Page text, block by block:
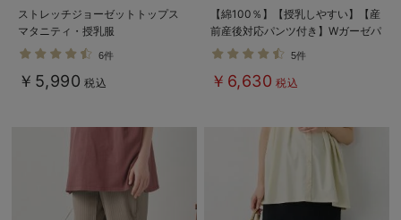
ストレッチジョーゼットトップス
マタニティ・授乳服
6件
￥5,990 税込
【綿100％】【授乳しやすい】【産
前産後対応パンツ付き】Wガーゼパ
ジャマ＆産前産後レギンス
5件
￥6,630 税込